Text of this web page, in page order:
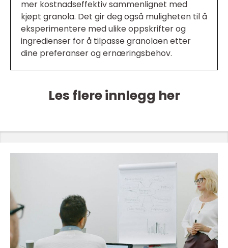
mer kostnadseffektiv sammenlignet med
kjøpt granola. Det gir deg også muligheten til å
eksperimentere med ulike oppskrifter og
ingredienser for å tilpasse granolaen etter
dine preferanser og ernæringsbehov.
Les flere innlegg her